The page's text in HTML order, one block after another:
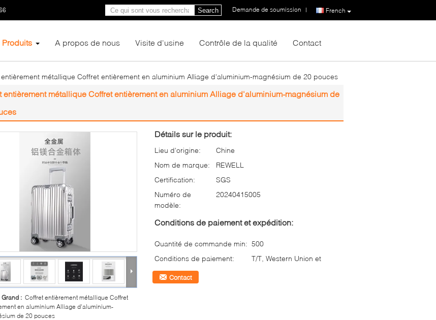
French
Demande de soumission |
Search
Produits A propos de nous Visite d'usine Contrôle de la qualité Contact
métallique Coffret entièrement en aluminium Alliage d'aluminium-magnésium de 20 pouces
entièrement métallique Coffret entièrement en aluminium Alliage d'aluminium-magnésium de
Grand : Coffret entièrement métallique Coffret
en aluminium Alliage d'aluminium-
de 20 pouces
Détails sur le produit:
Lieu d'origine:
Chine
Nom de marque:
REWELL
Certification:
SGS
Numéro de
modèle:
20240415005
Conditions de paiement et expédition:
Quantité de commande min: 500
Conditions de paiement:
T/T, Western Union et
Contact